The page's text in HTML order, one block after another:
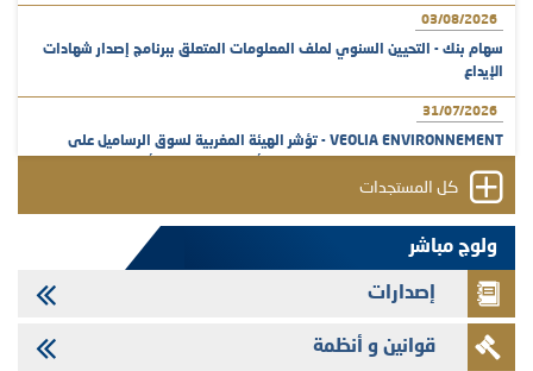
03/08/2026
سهام بنك - التحيين السنوي لملف المعلومات المتعلق ببرنامج إصدار شهادات
الإيداع
31/07/2026
VEOLIA ENVIRONNEMENT - تؤشر الهيئة المغربية لسوق الرساميل على
29/07/2026
وفابايل - التحيين السنوي لملف المعلومات المتعلق ببرنامج إصدار سندات
شركات التمويل
29/07/2026
تهنئة بمناسبة عيد العرش المجيد
29/07/2026
كل المستجدات
ولوج مباشر
إصدارات
قوانين و أنظمة